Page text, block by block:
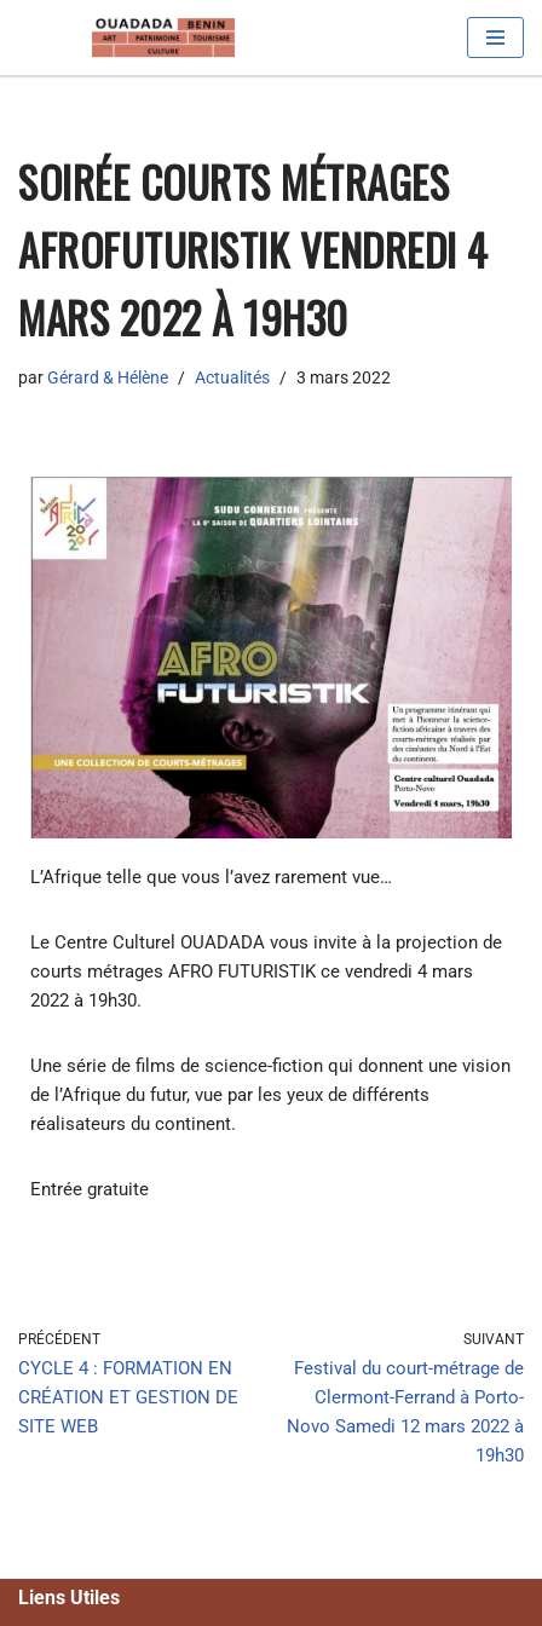
SOIRÉE COURTS MÉTRAGES
AFROFUTURISTIK VENDREDI 4
MARS 2022 À 19H30
parGérard & Hélène Actualités 3 mars 2022
L’Afrique telle que vous l’avez rarement vue…
Le Centre Culturel OUADADA vous invite à la projection de
courts métrages AFRO FUTURISTIK ce vendredi 4 mars
2022 à 19h30.
Une série de films de science-fiction qui donnent une vision
de l’Afrique du futur, vue par les yeux de différents
réalisateurs du continent.
Entrée gratuite
PRÉCÉDENT
CYCLE 4 : FORMATION EN
CRÉATION ET GESTION DE
SITE WEB
SUIVANT
Festival du court-métrage de
Clermont-Ferrand à Porto-
Novo Samedi 12 mars 2022 à
19h30
Liens Utiles